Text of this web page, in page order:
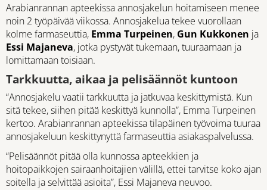
Arabianrannan apteekissa annosjakelun hoitamiseen menee
noin 2 työpäivää viikossa. Annosjakelua tekee vuorollaan
kolme farmaseuttia, Emma Turpeinen, Gun Kukkonen ja
Essi Majaneva, jotka pystyvät tukemaan, tuuraamaan ja
lomittamaan toisiaan.
Tarkkuutta, aikaa ja pelisäännöt kuntoon
“Annosjakelu vaatii tarkkuutta ja jatkuvaa keskittymistä. Kun
sitä tekee, siihen pitää keskittyä kunnolla”, Emma Turpeinen
kertoo. Arabianrannan apteekissa tilapäinen työvoima tuuraa
annosjakeluun keskittynyttä farmaseuttia asiakaspalvelussa.
“Pelisäännöt pitää olla kunnossa apteekkien ja
hoitopaikkojen sairaanhoitajien välillä, ettei tarvitse koko ajan
soitella ja selvittää asioita”, Essi Majaneva neuvoo.